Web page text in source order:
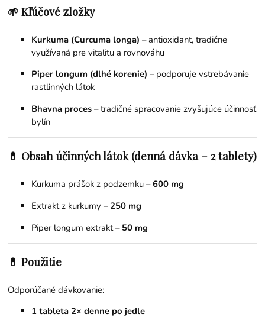
🌱 Kľúčové zložky
Kurkuma (Curcuma longa) – antioxidant, tradične
využívaná pre vitalitu a rovnováhu
Piper longum (dlhé korenie) – podporuje vstrebávanie
rastlinných látok
Bhavna proces – tradičné spracovanie zvyšujúce účinnosť
bylín
💊 Obsah účinných látok (denná dávka – 2 tablety)
Kurkuma prášok z podzemku –600 mg
Extrakt z kurkumy – 250 mg
Piper longum extrakt – 50 mg
💊 Použitie
Odporúčané dávkovanie:
1 tableta 2× denne po jedle